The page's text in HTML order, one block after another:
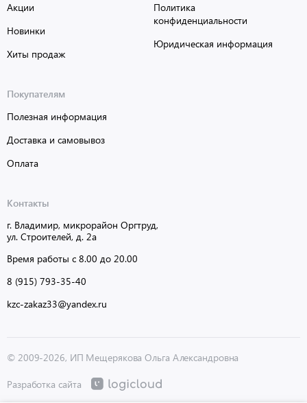
Акции
Новинки
Хиты продаж
Политика
конфиденциальности
Юридическая информация
Покупателям
Полезная информация
Доставка и самовывоз
Оплата
Контакты
г. Владимир, микрорайон Оргтруд,
ул. Строителей, д. 2а
Время работы с 8.00 до 20.00
8 (915) 793-35-40
kzc-zakaz33@yandex.ru
© 2009-2026, ИП Мещерякова Ольга Александровна
Разработка сайта